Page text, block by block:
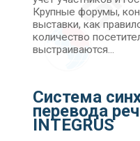
Крупные форумы,
выставки, как
количество
выстраиваются...
Система
перевода
INTEGRUS